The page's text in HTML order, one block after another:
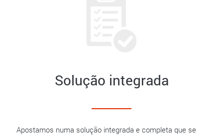
Solução integrada
Apostamos numa solução integrada e completa que se